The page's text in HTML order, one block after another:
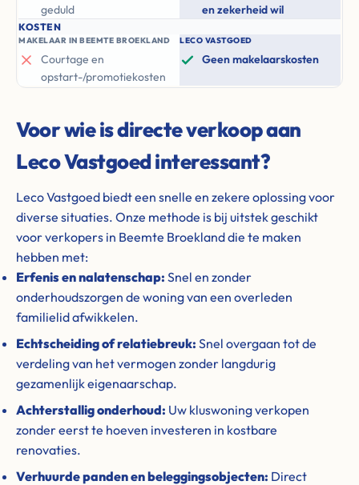
geduld
en zekerheid wil
KOSTEN
MAKELAAR IN BEEMTE BROEKLAND
Courtage en
opstart-/promotiekosten
LECO VASTGOED
Geen makelaarskosten
Voor wie is directe verkoop aan
Leco Vastgoed interessant?
Leco Vastgoed biedt een snelle en zekere oplossing voor
diverse situaties. Onze methode is bij uitstek geschikt
voor verkopers in Beemte Broekland die te maken
hebben met:
Erfenis en nalatenschap: Snel en zonder
onderhoudszorgen de woning van een overleden
familielid afwikkelen.
Echtscheiding of relatiebreuk: Snel overgaan tot de
verdeling van het vermogen zonder langdurig
gezamenlijk eigenaarschap.
Achterstallig onderhoud: Uw kluswoning verkopen
zonder eerst te hoeven investeren in kostbare
renovaties.
Verhuurde panden en beleggingsobjecten: Direct